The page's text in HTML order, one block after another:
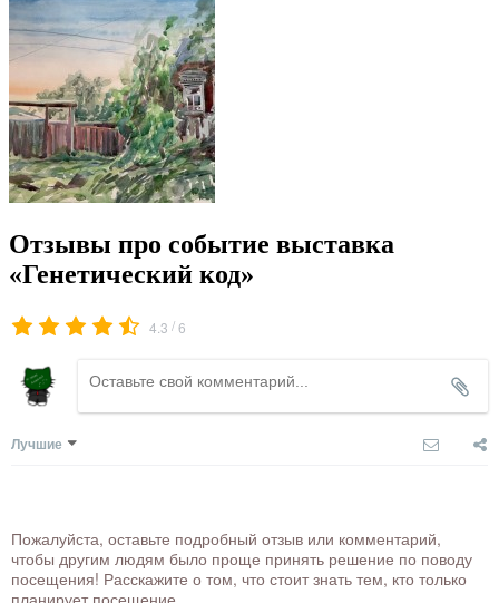
Отзывы про событие выставка
«Генетический код»
4.3 /6
Лучшие
Пожалуйста, оставьте подробный отзыв или комментарий,
чтобы другим людям было проще принять решение по поводу
посещения! Расскажите о том, что стоит знать тем, кто только
планирует посещение.